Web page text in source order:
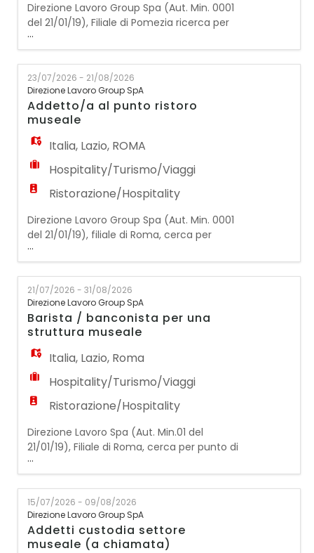
Direzione Lavoro Group Spa (Aut. Min. 0001
del 21/01/19), Filiale di Pomezia ricerca per
una struttura alberghiera, situata in zona
Pomezia, UN/A AIUTO CUCINA. Struttura
alberghiera situata a Pomezia ricerca
un/una Aiuto Cucina da inserire nel proprio
team. Mansioni principali: - Supporto nella
preparazione dei contorni e semplici
lavorazioni
...
23/07/2026 - 21/08/2026
Direzione Lavoro Group SpA
Addetto/a al punto ristoro
museale
Italia, Lazio, ROMA
Hospitality/Turismo/Viaggi
Ristorazione/Hospitality
Direzione Lavoro Group Spa (Aut. Min. 0001
del 21/01/19), filiale di Roma, cerca per
importante struttura museale un/una
Addetto/a al Punto Ristoro La risorsa si
occuperà di: - Preparazione di panini, toast,
piatti freddi e altre proposte di cucina
veloce; - Supporto nelle attività di cucina e
nella preparazione degli alimenti; - Servizio
al
...
21/07/2026 - 31/08/2026
Direzione Lavoro Group SpA
Barista / banconista per una
struttura museale
Italia, Lazio, Roma
Hospitality/Turismo/Viaggi
Ristorazione/Hospitality
Direzione Lavoro Spa (Aut. Min.01 del
21/01/19), Filiale di Roma, cerca per punto di
ristoro interno ad una struttura museale:
un/una Barista/Banconista La risorsa
inserita si occuperà: - della preparazione di
colazioni (caffè, cappuccini etc), - della
preparazione di aperitivi - servizio ai clienti
per vendita di cornetti, panini, tramezzini Re
...
15/07/2026 - 09/08/2026
Direzione Lavoro Group SpA
Addetti custodia settore
museale (a chiamata)